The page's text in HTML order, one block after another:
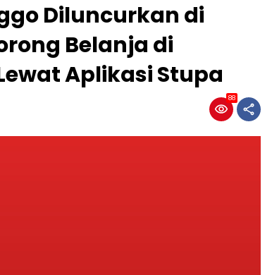
Diluncurkan di
Belanja di
Aplikasi Stupa
88